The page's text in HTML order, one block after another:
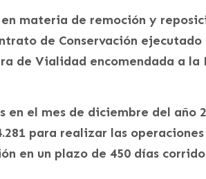
materia de remoción y
de Conservación ejecutado
de Vialidad encomendada a la
en el mes de diciembre del año
para realizar las
en un plazo de 450 días